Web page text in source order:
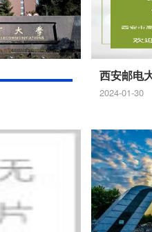
章同等学力人员申请硕士学位
2024-01-30